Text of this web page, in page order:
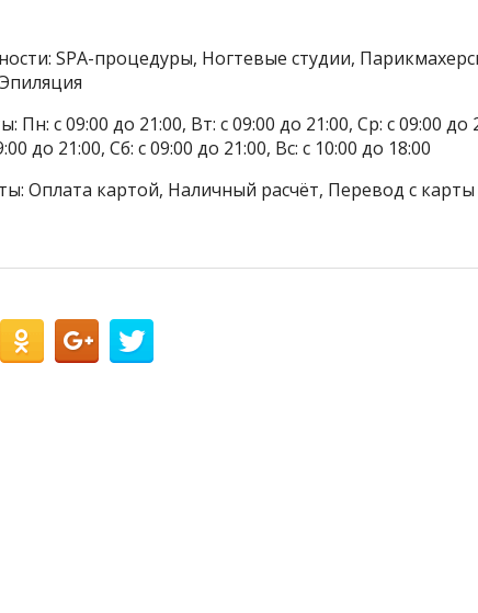
SPA-процедуры, Ногтевые студии,
Пн: с 09:00 до 21:00, Вт: с 09:00 до 21:00, Ср: с 09:00 до
до 21:00, Сб: с 09:00 до 21:00, Вс: с 10:00 до 18:00
Оплата картой, Наличный расчёт, Перевод с карты